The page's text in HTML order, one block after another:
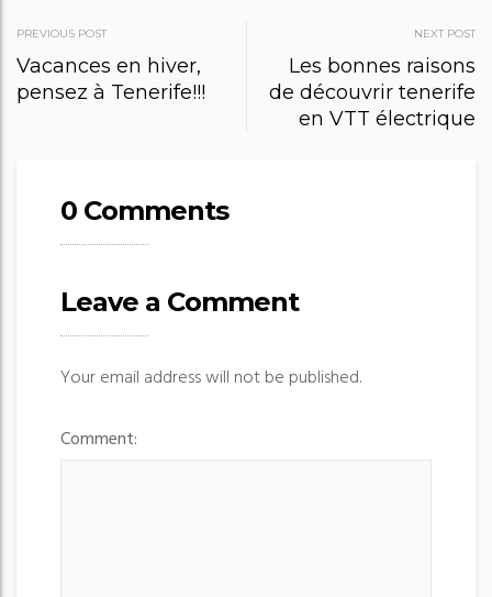
P
o
PREVIOUS POST
Vacances en hiver,
pensez à Tenerife!!!
NEXT POST
Les bonnes raisons
de découvrir tenerife
en VTT électrique
0 Comments
Leave a Comment
Your email address will not be published.
Comment: